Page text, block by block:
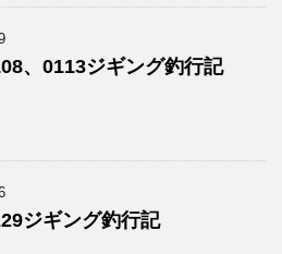
、0113ジギング釣行記
ジギング釣行記